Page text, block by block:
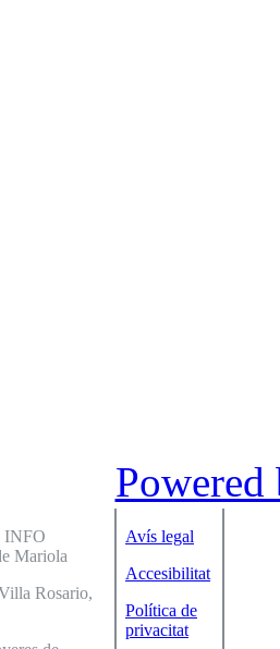
INFO
Mariola
Rosario,
Avís legal
Accesibilitat
Política de
privacitat